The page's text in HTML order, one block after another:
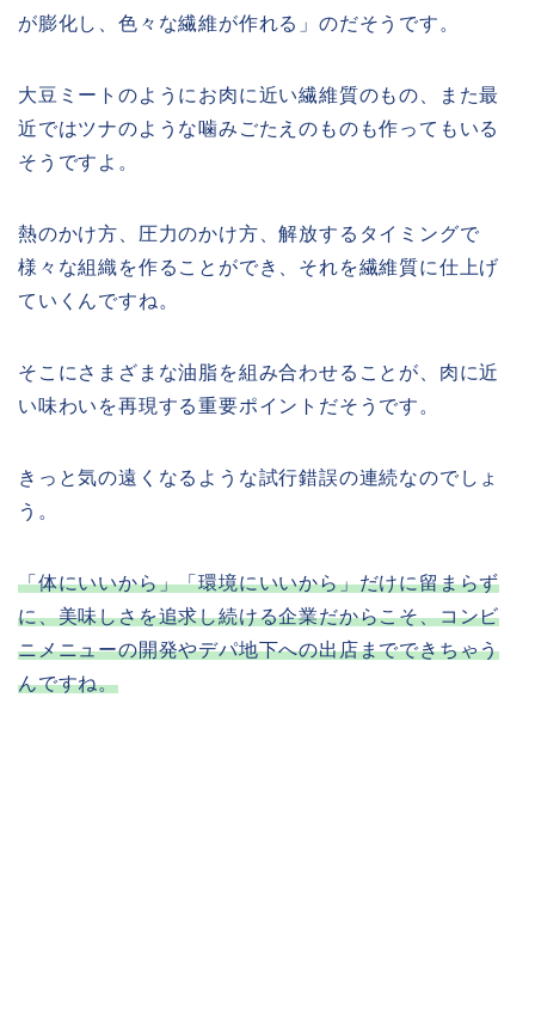
が膨化し、 色々な繊維が作れる」のだそうです。
大豆ミートのようにお肉に近い繊維質のもの、また最
近ではツナのような噛みごたえのものも作ってもいる
そうですよ。
熱のかけ方、圧力のかけ方、解放するタイミングで
様々な組織を作ることができ、それを繊維質に仕上げ
ていくんですね。
そこにさまざまな油脂を組み合わせることが、肉に近
い味わいを再現する重要ポイントだそうです。
きっと気の遠くなるような試行錯誤の連続なのでしょ
う。
「体にいいから」「環境にいいから」だけに留まらず
に、美味しさを追求し続ける企業だからこそ、コンビ
ニメニューの開発やデパ地下への出店までできちゃう
んですね。